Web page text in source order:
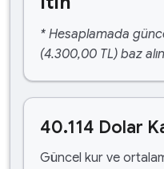
* Hesaplamada
(4.300,00 TL) baz
40.114 Dolar
Güncel kur ve